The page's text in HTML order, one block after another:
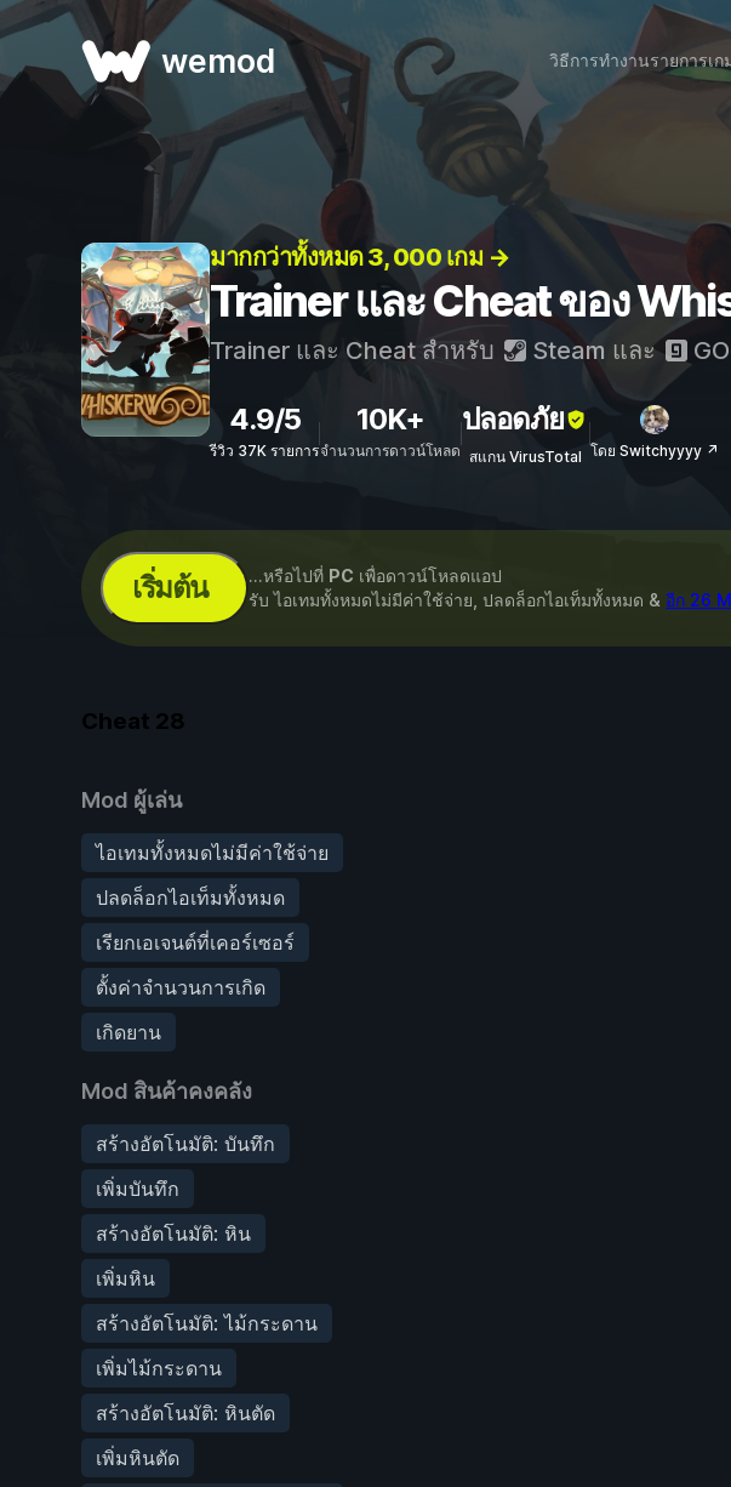
wemod วิธีการทำงานรายการเก
มากกว่าทั้งหมด 3, 000 เกม →
Trainer และ Cheat ของ
Trainer และ Cheat สำหรับ Steam และ
4.9/5
รีวิว 37K รายการ
10K+
จำนวนการดาวน์โหลด
ปลอดภัย
สแกน VirusTotal โดย Switchyyyy ↗
เริ่มต้น ...หรือไปที่ PC เพื่อดาวน์โหลดแอป
รับ ไอเทมทั้งหมดไม่มีค่าใช้จ่าย, ปลดล็อกไอเท็มทั้งหมด & อีก 26
Cheat 28
Mod ผู้เล่น
ไอเทมทั้งหมดไม่มีค่าใช้จ่าย
ปลดล็อกไอเท็มทั้งหมด
เรียกเอเจนต์ที่เคอร์เซอร์
ตั้งค่าจำนวนการเกิด
เกิดยาน
Mod สินค้าคงคลัง
สร้างอัตโนมัติ: บันทึก
เพิ่มบันทึก
สร้างอัตโนมัติ: หิน
เพิ่มหิน
สร้างอัตโนมัติ: ไม้กระดาน
เพิ่มไม้กระดาน
สร้างอัตโนมัติ: หินตัด
เพิ่มหินตัด